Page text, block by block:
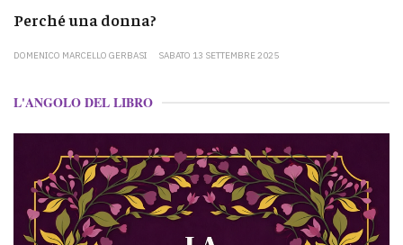
Perché una donna?
DOMENICO MARCELLO GERBASI SABATO 13 SETTEMBRE 2025
L'ANGOLO DEL LIBRO